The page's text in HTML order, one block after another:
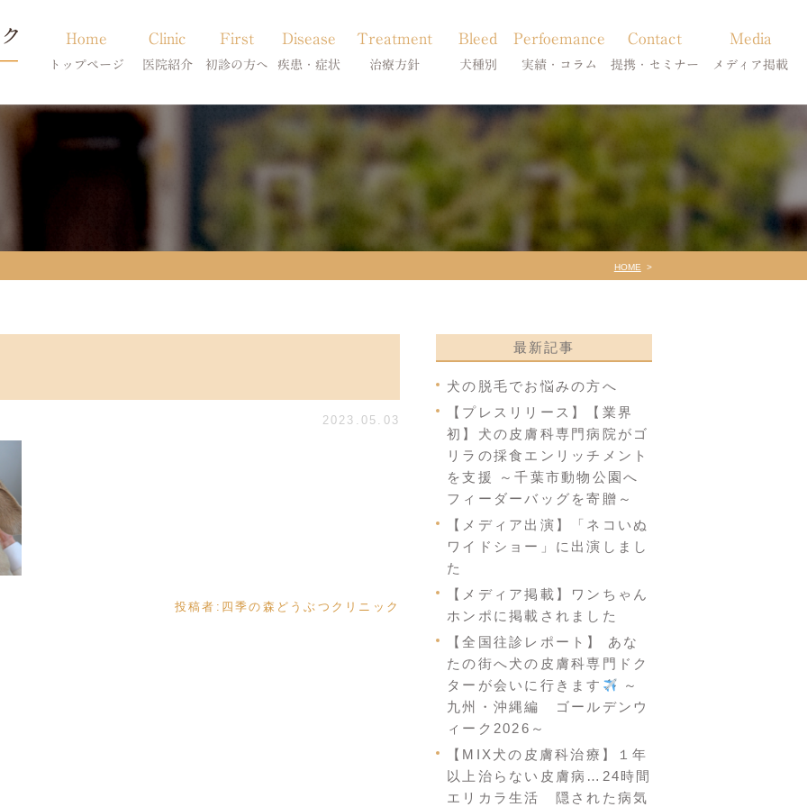
Home
トップページ
Clinic
医院紹介
当院のご紹介
First
初診の方へ
Disease
疾患・症状
アトピー・アレルギー
膿皮症・脂漏症
脱毛症・アロペシアX
Treatment
治療方針
皮膚科特別診療
スキンケア療法
Bleed
犬種別
柴犬の皮膚病
シーズーの皮膚病
フレンチブルドッグの皮膚病
Perfoemance
実績・コラム
犬種別
症状別
Contact
提携・セミナー
診療提携・セミナー開催
Media
メディア掲載
メディア掲載
HOME
2023.05.03
投稿者: 四季の森どうぶつクリニック
最新記事
犬の脱毛でお悩みの方へ
【プレスリリース】【業界
初】犬の皮膚科専門病院がゴ
リラの採食エンリッチメント
を支援 ～千葉市動物公園へ
フィーダーバッグを寄贈～
【メディア出演】「ネコいぬ
ワイドショー」に出演しまし
た
【メディア掲載】ワンちゃん
ホンポに掲載されました
【全国往診レポート】 あな
たの街へ犬の皮膚科専門ドク
ターが会いに行きます
～
九州・沖縄編 ゴールデンウ
ィーク2026～
【MIX犬の皮膚科治療】１年
以上治らない皮膚病…24時間
エリカラ生活 隠された病気